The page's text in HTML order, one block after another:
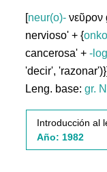
[neur(o)- νεῦρον
nervioso' + {
cancerosa' +-
'decir', 'razonar')}]
Leng. base:gr.
Introducción al
Año: 1982